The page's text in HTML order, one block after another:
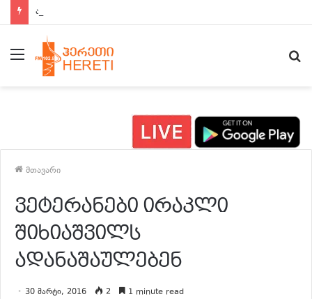
ახალი ამბები 15:00 საათზე
მენიუ
მთავარი
ვეტერანები ირაკლი
შიხიაშვილს
ადანაშაულებენ
30 მარტი, 2016 2 1 minute read